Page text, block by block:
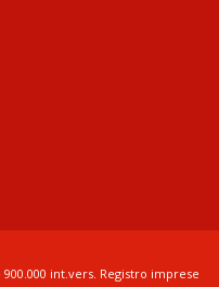
900.000 int.vers. Registro imprese